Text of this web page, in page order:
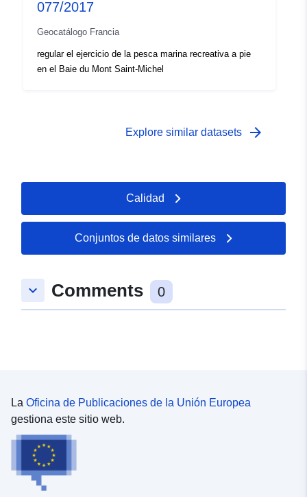
077/2017
Geocatálogo Francia
regular el ejercicio de la pesca marina recreativa a pie
en el Baie du Mont Saint-Michel
Explore similar datasets arrow_forward
Calidad
Conjuntos de datos similares
keyboard_arrow_down Comments 0
La Oficina de Publicaciones de la Unión Europea
gestiona este sitio web.